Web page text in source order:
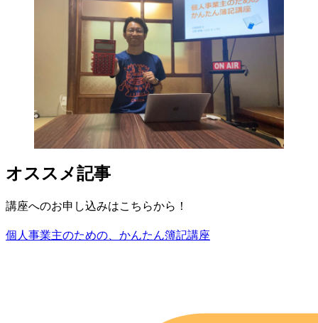
オススメ記事
講座へのお申し込みはこちらから！
個人事業主のための、かんたん簿記講座